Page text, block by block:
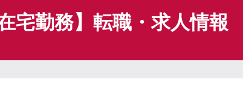
宅勤務】転職・求人情報